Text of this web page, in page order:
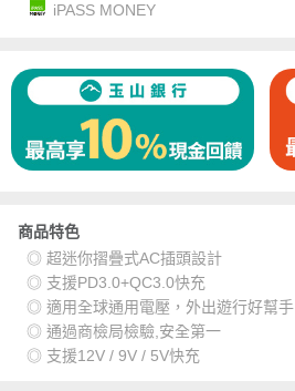
iPASS MONEY
商品特色
◎ 超迷你摺疊式AC插頭設計
◎ 支援PD3.0+QC3.0快充
◎ 適用全球通用電壓，外出遊行好幫手
◎ 通過商檢局檢驗,安全第一
◎ 支援12V / 9V / 5V快充